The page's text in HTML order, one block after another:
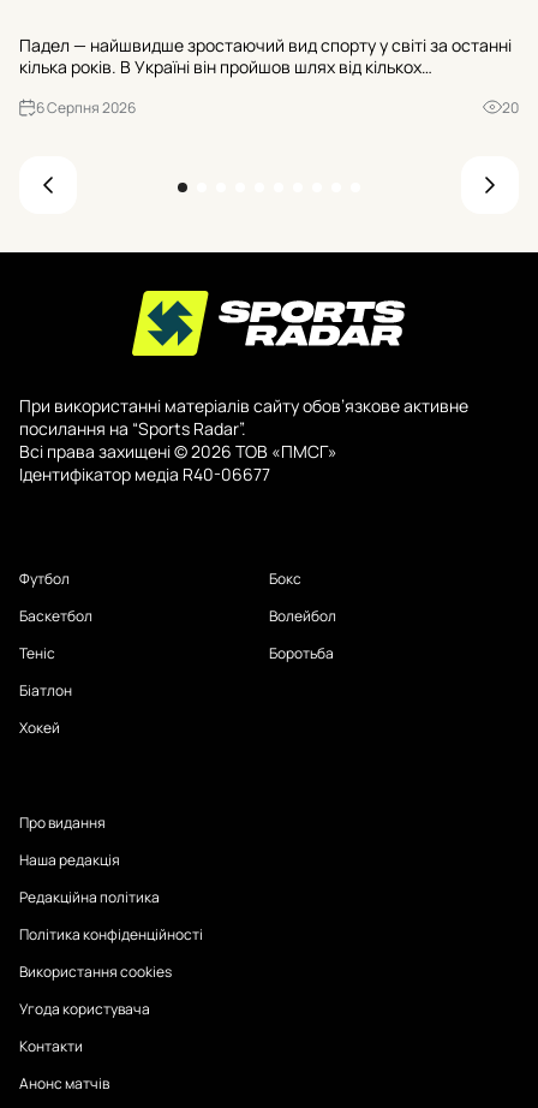
Падел — найшвидше зростаючий вид спорту у світі за останні
кілька років. В Україні він пройшов шлях від кількох
до кінця 2026 року їхня кількість має перевищити триста. Р...
6 Серпня 2026 20
При використанні матеріалів сайту обов’язкове активне
посилання на “Sports Radar”.
Всі права захищені © 2026 ТОВ «ПМСГ»
Ідентифікатор медіа R40-06677
Футбол
Баскетбол
Теніс
Біатлон
Хокей
Бокс
Волейбол
Боротьба
Про видання
Наша редакція
Редакційна політика
Політика конфіденційності
Використання cookies
Угода користувача
Контакти
Анонс матчів